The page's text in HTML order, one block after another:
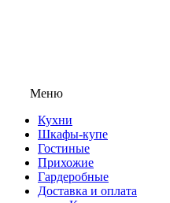
Меню
Кухни
Шкафы-купе
Гостиные
Прихожие
Гардеробные
Доставка и оплата